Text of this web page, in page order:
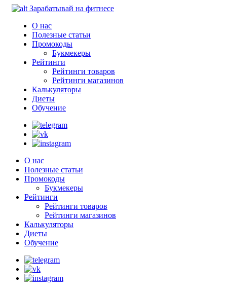
Зарабатывай на фитнесе
О нас
Полезные статьи
Промокоды
Букмекеры
Рейтинги
Рейтинги товаров
Рейтинги магазинов
Калькуляторы
Диеты
Обучение
О нас
Полезные статьи
Промокоды
Букмекеры
Рейтинги
Рейтинги товаров
Рейтинги магазинов
Калькуляторы
Диеты
Обучение